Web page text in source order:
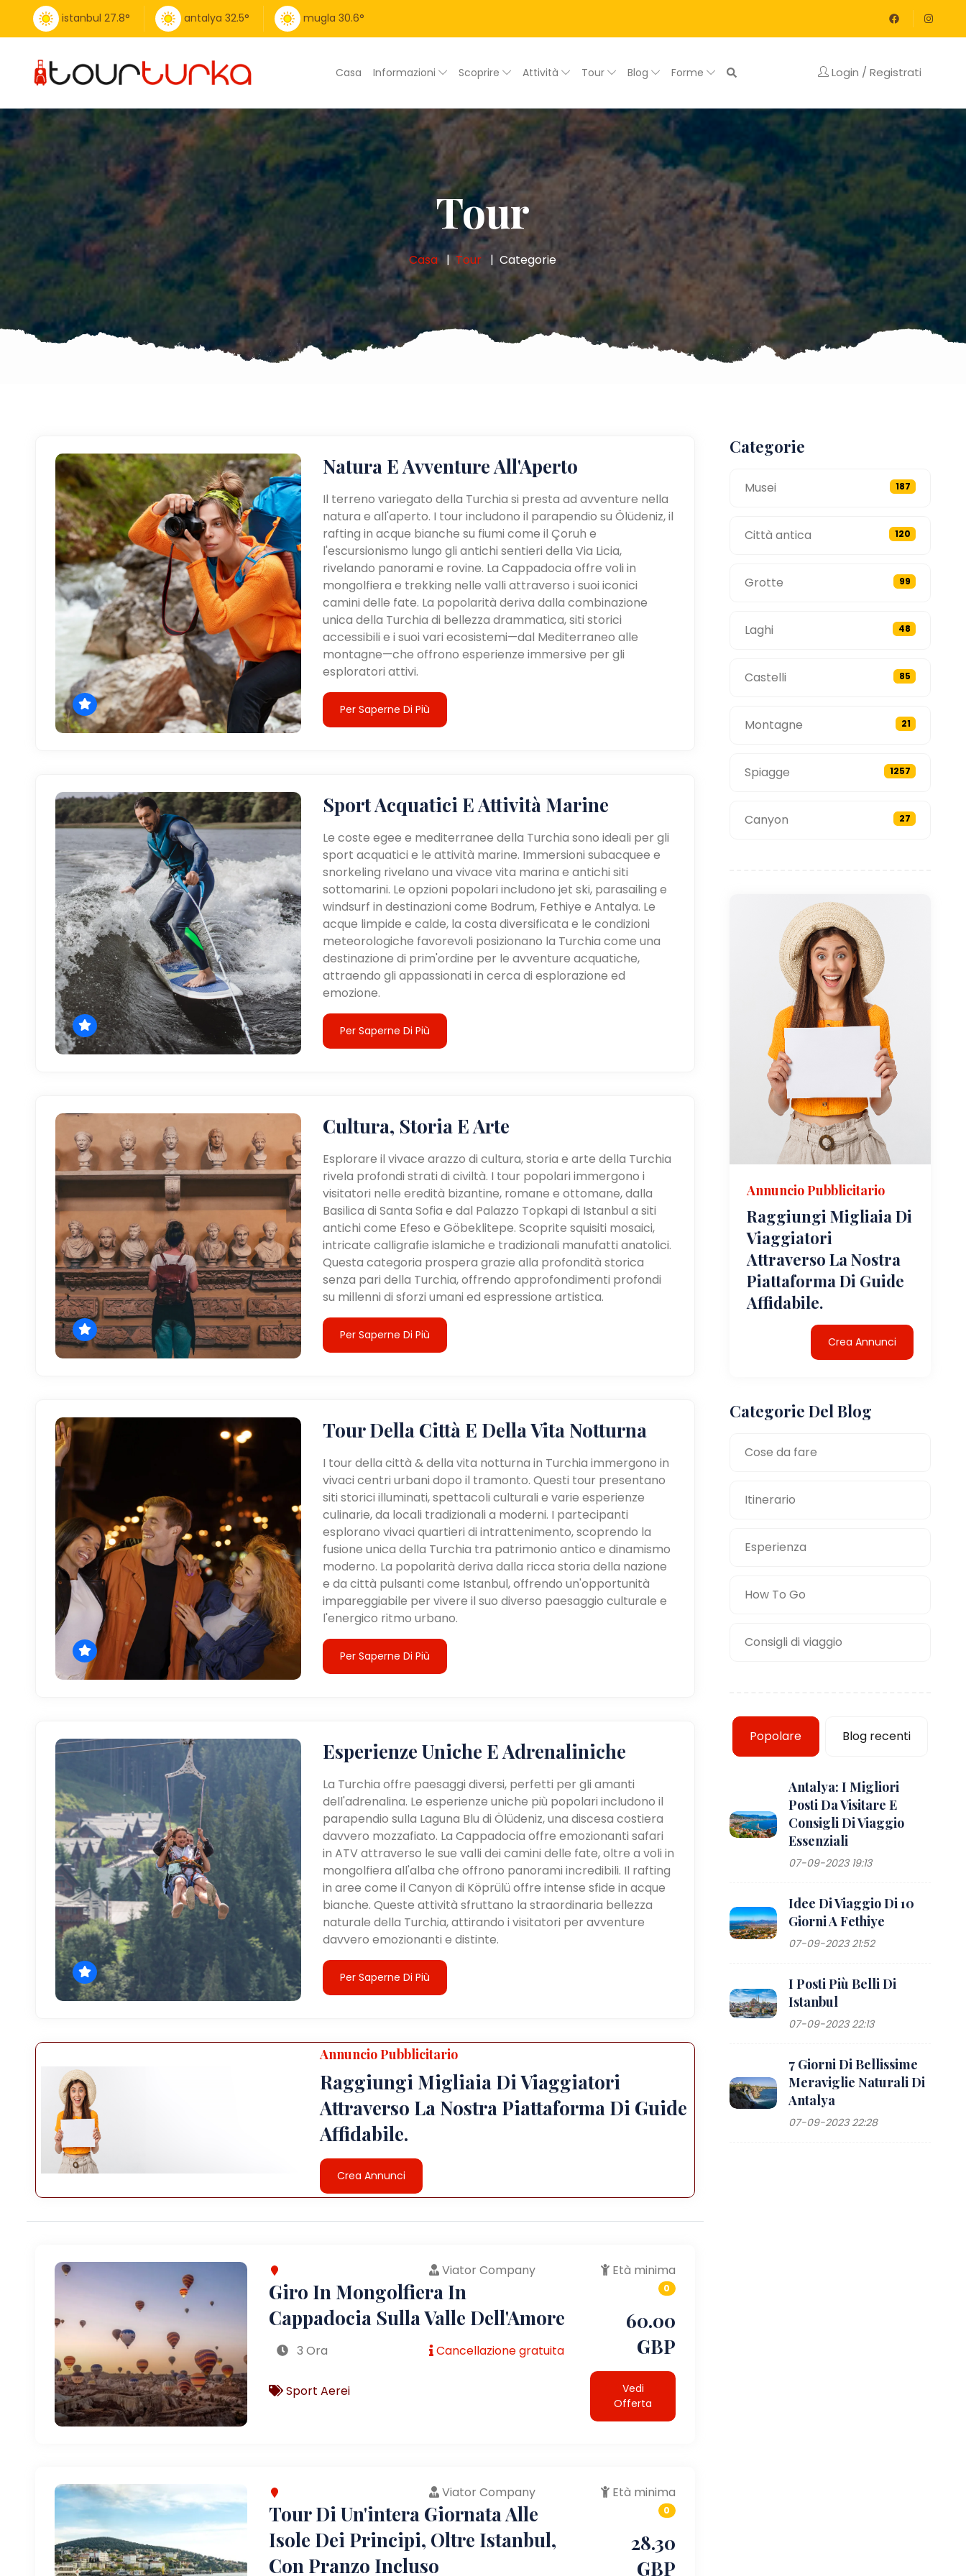
istanbul 27.8° antalya 32.5° mugla 30.6°
Casa Informazioni Scoprire Attività Tour Blog Forme Login / Registrati
Tour
Casa Tour Categorie
Natura E Avventure All'Aperto
Il terreno variegato della Turchia si presta ad avventure nella
natura e all'aperto. I tour includono il parapendio su Ölüdeniz, il
rafting in acque bianche su fiumi come il Çoruh e
l'escursionismo lungo gli antichi sentieri della Via Licia,
rivelando panorami e rovine. La Cappadocia offre voli in
mongolfiera e trekking nelle valli attraverso i suoi iconici
camini delle fate. La popolarità deriva dalla combinazione
unica della Turchia di bellezza drammatica, siti storici
accessibili e i suoi vari ecosistemi—dal Mediterraneo alle
montagne—che offrono esperienze immersive per gli
esploratori attivi.
Per Saperne Di Più
Sport Acquatici E Attività Marine
Le coste egee e mediterranee della Turchia sono ideali per gli
sport acquatici e le attività marine. Immersioni subacquee e
snorkeling rivelano una vivace vita marina e antichi siti
sottomarini. Le opzioni popolari includono jet ski, parasailing e
windsurf in destinazioni come Bodrum, Fethiye e Antalya. Le
acque limpide e calde, la costa diversificata e le condizioni
meteorologiche favorevoli posizionano la Turchia come una
destinazione di prim'ordine per le avventure acquatiche,
attraendo gli appassionati in cerca di esplorazione ed
emozione.
Per Saperne Di Più
Cultura, Storia E Arte
Esplorare il vivace arazzo di cultura, storia e arte della Turchia
rivela profondi strati di civiltà. I tour popolari immergono i
visitatori nelle eredità bizantine, romane e ottomane, dalla
Basilica di Santa Sofia e dal Palazzo Topkapi di Istanbul a siti
antichi come Efeso e Göbeklitepe. Scoprite squisiti mosaici,
intricate calligrafie islamiche e tradizionali manufatti anatolici.
Questa categoria prospera grazie alla profondità storica
senza pari della Turchia, offrendo approfondimenti profondi
su millenni di sforzi umani ed espressione artistica.
Per Saperne Di Più
Tour Della Città E Della Vita Notturna
I tour della città & della vita notturna in Turchia immergono in
vivaci centri urbani dopo il tramonto. Questi tour presentano
siti storici illuminati, spettacoli culturali e varie esperienze
culinarie, da locali tradizionali a moderni. I partecipanti
esplorano vivaci quartieri di intrattenimento, scoprendo la
fusione unica della Turchia tra patrimonio antico e dinamismo
moderno. La popolarità deriva dalla ricca storia della nazione
e da città pulsanti come Istanbul, offrendo un'opportunità
impareggiabile per vivere il suo diverso paesaggio culturale e
l'energico ritmo urbano.
Per Saperne Di Più
Esperienze Uniche E Adrenaliniche
La Turchia offre paesaggi diversi, perfetti per gli amanti
dell'adrenalina. Le esperienze uniche più popolari includono il
parapendio sulla Laguna Blu di Ölüdeniz, una discesa costiera
davvero mozzafiato. La Cappadocia offre emozionanti safari
in ATV attraverso le sue valli dei camini delle fate, oltre a voli in
mongolfiera all'alba che offrono panorami incredibili. Il rafting
in aree come il Canyon di Köprülü offre intense sfide in acque
bianche. Queste attività sfruttano la straordinaria bellezza
naturale della Turchia, attirando i visitatori per avventure
davvero emozionanti e distinte.
Per Saperne Di Più
Annuncio Pubblicitario
Raggiungi Migliaia Di Viaggiatori
Attraverso La Nostra Piattaforma Di Guide
Affidabile.
Crea Annunci
Viator Company
Giro In Mongolfiera In
Cappadocia Sulla Valle Dell'Amore
3 Ora Cancellazione gratuita
Sport Aerei
Età minima
0
60.00
GBP
Vedi
Offerta
Viator Company
Tour Di Un'intera Giornata Alle
Isole Dei Principi, Oltre Istanbul,
Con Pranzo Incluso
Età minima
0
28.30
GBP
Categorie
Musei 187
Città antica 120
Grotte 99
Laghi 48
Castelli 85
Montagne 21
Spiagge 1257
Canyon 27
Annuncio Pubblicitario
Raggiungi Migliaia Di
Viaggiatori
Attraverso La Nostra
Piattaforma Di Guide
Affidabile.
Crea Annunci
Categorie Del Blog
Cose da fare
Itinerario
Esperienza
How To Go
Consigli di viaggio
Popolare Blog recenti
Antalya: I Migliori
Posti Da Visitare E
Consigli Di Viaggio
Essenziali
07-09-2023 19:13
Idee Di Viaggio Di 10
Giorni A Fethiye
07-09-2023 21:52
I Posti Più Belli Di
Istanbul
07-09-2023 22:13
7 Giorni Di Bellissime
Meraviglie Naturali Di
Antalya
07-09-2023 22:28